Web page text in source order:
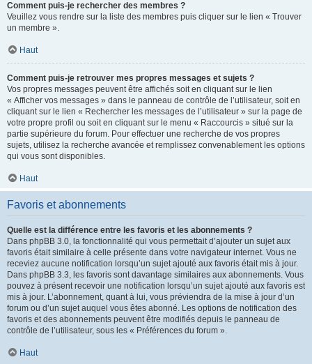
Comment puis-je rechercher des membres ?
Veuillez vous rendre sur la liste des membres puis cliquer sur le lien « Trouver
un membre ».
Haut
Comment puis-je retrouver mes propres messages et sujets ?
Vos propres messages peuvent être affichés soit en cliquant sur le lien
« Afficher vos messages » dans le panneau de contrôle de l’utilisateur, soit en
cliquant sur le lien « Rechercher les messages de l’utilisateur » sur la page de
votre propre profil ou soit en cliquant sur le menu « Raccourcis » situé sur la
partie supérieure du forum. Pour effectuer une recherche de vos propres
sujets, utilisez la recherche avancée et remplissez convenablement les options
qui vous sont disponibles.
Haut
Favoris et abonnements
Quelle est la différence entre les favoris et les abonnements ?
Dans phpBB 3.0, la fonctionnalité qui vous permettait d’ajouter un sujet aux
favoris était similaire à celle présente dans votre navigateur internet. Vous ne
receviez aucune notification lorsqu’un sujet ajouté aux favoris était mis à jour.
Dans phpBB 3.3, les favoris sont davantage similaires aux abonnements. Vous
pouvez à présent recevoir une notification lorsqu’un sujet ajouté aux favoris est
mis à jour. L’abonnement, quant à lui, vous préviendra de la mise à jour d’un
forum ou d’un sujet auquel vous êtes abonné. Les options de notification des
favoris et des abonnements peuvent être modifiés depuis le panneau de
contrôle de l’utilisateur, sous les « Préférences du forum ».
Haut